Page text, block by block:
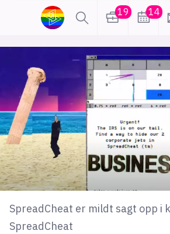
19 14
SpreadCheat er mildt sagt opp i
SpreadCheat
lønn
karriere
utdanning
frontend
backend
devops
IoT
tilgjengelighet